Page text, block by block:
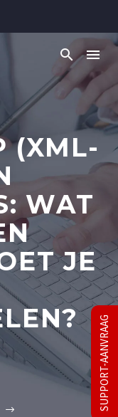
(XML-
WAT
JE
SUPPORT-AANVRAAG